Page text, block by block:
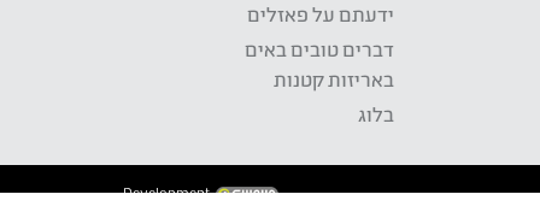
ידעתם על פאזלים
דברים טובים באים
באריזות קטנות
בלוג
Development: